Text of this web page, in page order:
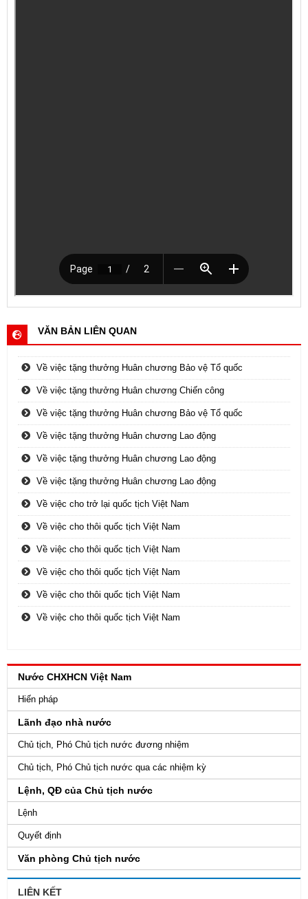
VĂN BẢN LIÊN QUAN
Về việc tặng thưởng Huân chương Bảo vệ Tổ quốc
Về việc tặng thưởng Huân chương Chiến công
Về việc tặng thưởng Huân chương Bảo vệ Tổ quốc
Về việc tặng thưởng Huân chương Lao động
Về việc tặng thưởng Huân chương Lao động
Về việc tặng thưởng Huân chương Lao động
Về việc cho trở lại quốc tịch Việt Nam
Về việc cho thôi quốc tịch Việt Nam
Về việc cho thôi quốc tịch Việt Nam
Về việc cho thôi quốc tịch Việt Nam
Về việc cho thôi quốc tịch Việt Nam
Về việc cho thôi quốc tịch Việt Nam
Nước CHXHCN Việt Nam
Hiến pháp
Lãnh đạo nhà nước
Chủ tịch, Phó Chủ tịch nước đương nhiệm
Chủ tịch, Phó Chủ tịch nước qua các nhiệm kỳ
Lệnh, QĐ của Chủ tịch nước
Lệnh
Quyết định
Văn phòng Chủ tịch nước
LIÊN KẾT